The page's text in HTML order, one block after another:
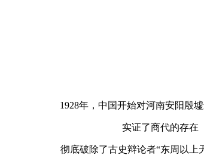
1928年，中国开始对河南安阳殷
实证了商代的存在
彻底破除了古史辩论者“东周以上